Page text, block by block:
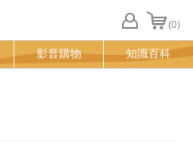
(0)
FB
登
影音購物 知識百科